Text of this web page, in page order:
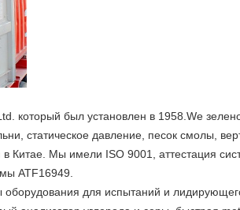
который был установлен в 1958.We
статическое давление, песок смолы,
Китае. Мы имели ISO 9001, аттестация
ATF16949.
для испытаний и